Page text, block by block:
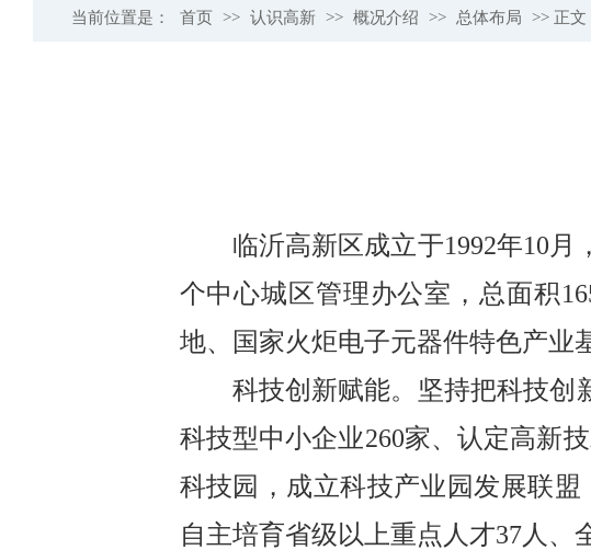
当前位置是： 首页 >> 认识高新 >> 概况介绍 >> 总体布局 >> 正文
临沂高新区成立于1992年10 月，
个中心城区管理办公室，总面积
地、国家火炬电子元器件特色产业
科技创新赋能。 坚持把科技创
科技型中小企业260家、认定高新
科技园，成立科技产业园发展联盟
自主培育省级以上重点人才37人、